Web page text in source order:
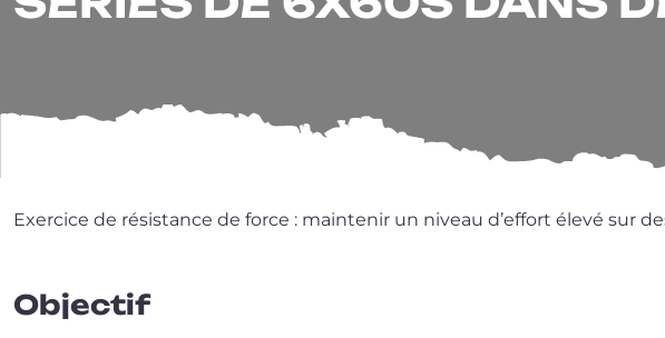
Exercice de résis­tance de force : main­te­nir un niveau d’ef­fort éle­vé sur
Objectif